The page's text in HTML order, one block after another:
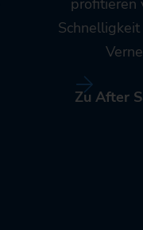
Zu After